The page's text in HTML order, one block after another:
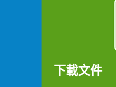
下載文件